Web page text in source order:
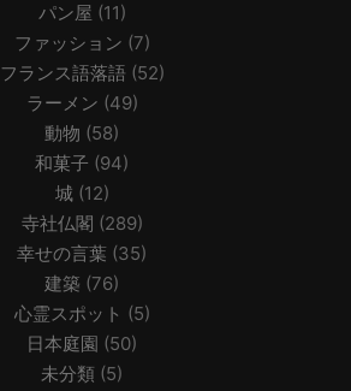
パン屋 (11)
ファッション (7)
フランス語落語 (52)
ラーメン (49)
動物 (58)
和菓子 (94)
城(12)
寺社仏閣 (289)
幸せの言葉 (35)
建築 (76)
心霊スポット (5)
日本庭園 (50)
未分類 (5)